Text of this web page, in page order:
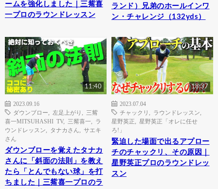
ームを強化しました｜三觜喜
一プロのラウンドレッスン
ランド）兄弟のホールインワ
ン・チャレンジ（132yds）
11:40
2023.09.16
ダウンブロー
左足上がり
三觜
喜一MITSUHASHI TV, 三觜喜一
ラ
ウンドレッスン
タナカさん
サエキ
さん
ダウンブローを覚えたタナカ
さんに「斜面の法則」を教え
たら「とんでもない球」を打
ちました｜三觜喜一プロのラ
18:37
2023.07.04
チャックリ
ラウンドレッスン
星野英正
星野英正「オレに任せ
ろ!」
緊迫した場面で出るアプロー
チのチャックリ、その原因｜
星野英正プロのラウンドレッ
スン